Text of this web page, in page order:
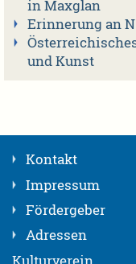
in Maxglan
Erinnerung an
und Kunst
Kontakt
Impressum
Fördergeber
Adressen